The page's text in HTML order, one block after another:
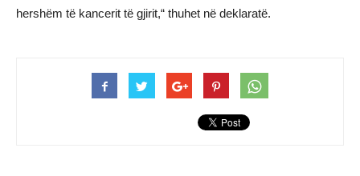
hershëm të kancerit të gjirit,“ thuhet në deklaratë.